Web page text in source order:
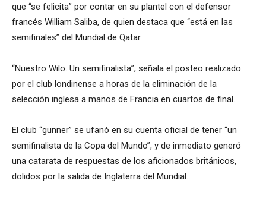
que “se felicita” por contar en su plantel con el defensor
francés William Saliba, de quien destaca que “está en las
semifinales” del Mundial de Qatar.
“Nuestro Wilo. Un semifinalista”, señala el posteo realizado
por el club londinense a horas de la eliminación de la
selección inglesa a manos de Francia en cuartos de final.
El club “gunner” se ufanó en su cuenta oficial de tener “un
semifinalista de la Copa del Mundo”, y de inmediato generó
una catarata de respuestas de los aficionados británicos,
dolidos por la salida de Inglaterra del Mundial.